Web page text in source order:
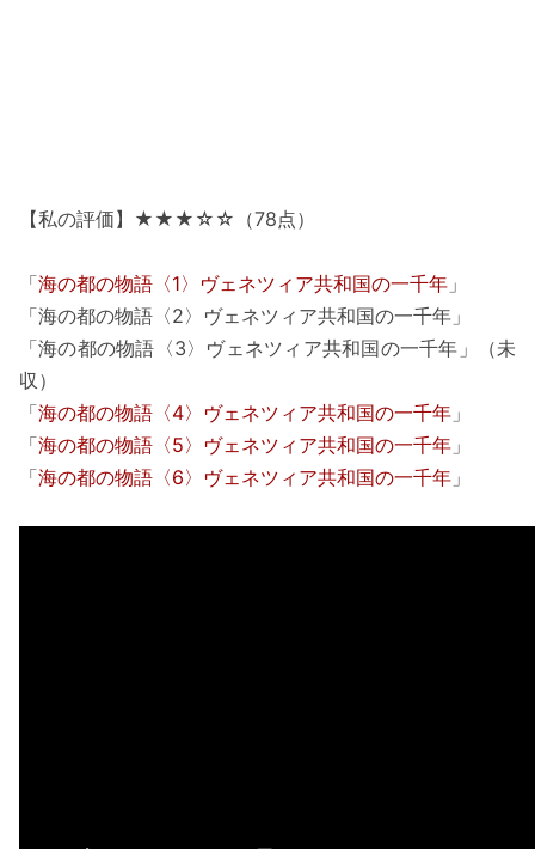
【私の評価】★★★☆☆（78点）
「海の都の物語〈1〉ヴェネツィア共和国の一千年 」
「海の都の物語〈2〉ヴェネツィア共和国の一千年」
「海の都の物語〈3〉ヴェネツィア共和国の一千年」（未
収）
「海の都の物語〈4〉ヴェネツィア共和国の一千年 」
「海の都の物語〈5〉ヴェネツィア共和国の一千年 」
「海の都の物語〈6〉ヴェネツィア共和国の一千年 」